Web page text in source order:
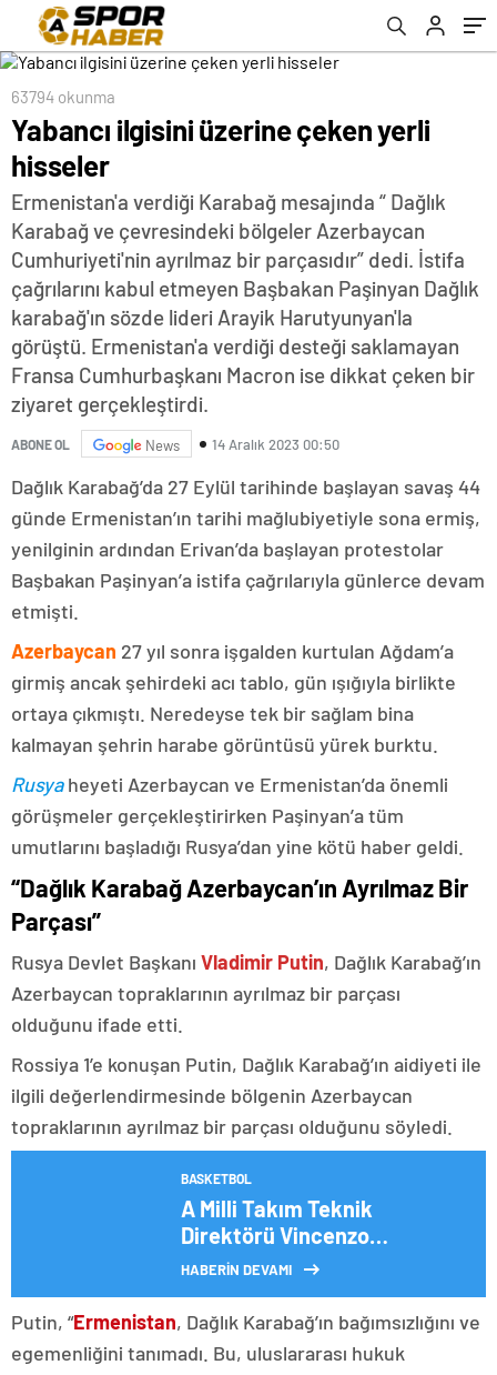
63794 okunma
Yabancı ilgisini üzerine çeken yerli
hisseler
Ermenistan'a verdiği Karabağ mesajında “ Dağlık
Karabağ ve çevresindeki bölgeler Azerbaycan
Cumhuriyeti'nin ayrılmaz bir parçasıdır” dedi. İstifa
çağrılarını kabul etmeyen Başbakan Paşinyan Dağlık
karabağ'ın sözde lideri Arayik Harutyunyan'la
görüştü. Ermenistan'a verdiği desteği saklamayan
Fransa Cumhurbaşkanı Macron ise dikkat çeken bir
ziyaret gerçekleştirdi.
ABONE OL News 14 Aralık 2023 00:50
Dağlık Karabağ’da 27 Eylül tarihinde başlayan savaş 44
günde Ermenistan’ın tarihi mağlubiyetiyle sona ermiş,
yenilginin ardından Erivan’da başlayan protestolar
Başbakan Paşinyan’a istifa çağrılarıyla günlerce devam
etmişti.
Azerbaycan 27 yıl sonra işgalden kurtulan Ağdam’a
girmiş ancak şehirdeki acı tablo, gün ışığıyla birlikte
ortaya çıkmıştı. Neredeyse tek bir sağlam bina
kalmayan şehrin harabe görüntüsü yürek burktu.
Rusyaheyeti Azerbaycan ve Ermenistan’da önemli
görüşmeler gerçekleştirirken Paşinyan’a tüm
umutlarını başladığı Rusya’dan yine kötü haber geldi.
“Dağlık Karabağ Azerbaycan’ın Ayrılmaz Bir
Parçası”
Rusya Devlet Başkanı Vladimir Putin, Dağlık Karabağ’ın
Azerbaycan topraklarının ayrılmaz bir parçası
olduğunu ifade etti.
Rossiya 1’e konuşan Putin, Dağlık Karabağ’ın aidiyeti ile
ilgili değerlendirmesinde bölgenin Azerbaycan
topraklarının ayrılmaz bir parçası olduğunu söyledi.
BASKETBOL
A Milli Takım Teknik
Direktörü Vincenzo
Montella’dan Semih Kılıçsoy
belki…’
HABERİN DEVAMI
Putin, “Ermenistan, Dağlık Karabağ’ın bağımsızlığını ve
egemenliğini tanımadı. Bu, uluslararası hukuk